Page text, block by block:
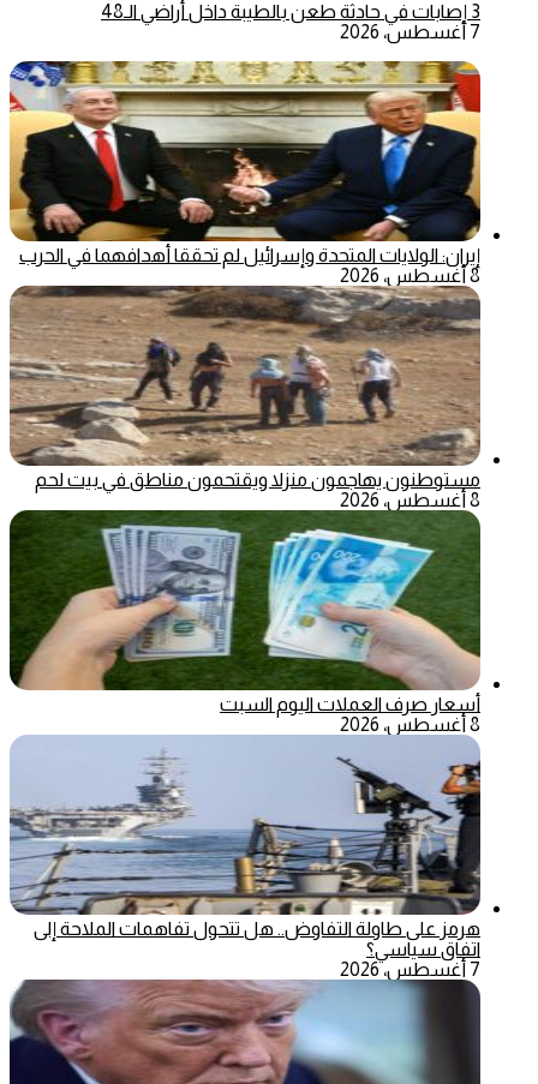
3 إصابات في حادثة طعن بالطيبة داخل أراضي الـ48
7 أغسطس، 2026
إيران: الولايات المتحدة وإسرائيل لم تحققا أهدافهما في الحرب
8 أغسطس، 2026
مستوطنون يهاجمون منزلا ويقتحمون مناطق في بيت لحم
8 أغسطس، 2026
أسعار صرف العملات اليوم السبت
8 أغسطس، 2026
هرمز على طاولة التفاوض.. هل تتحول تفاهمات الملاحة إلى
اتفاق سياسي؟
7 أغسطس، 2026